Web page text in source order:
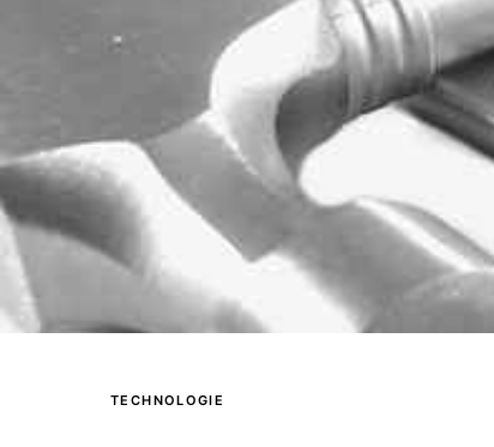
TECHNOLOGIE